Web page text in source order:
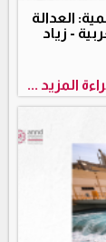
العدالة
- زياد
المزيد ...